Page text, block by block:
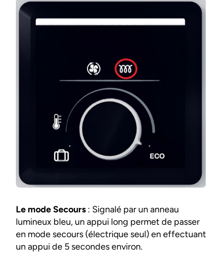
Le mode Secours : Signalé par un anneau
lumineux bleu, un appui long permet de passer
en mode secours (électrique seul) en effectuant
un appui de 5 secondes environ.